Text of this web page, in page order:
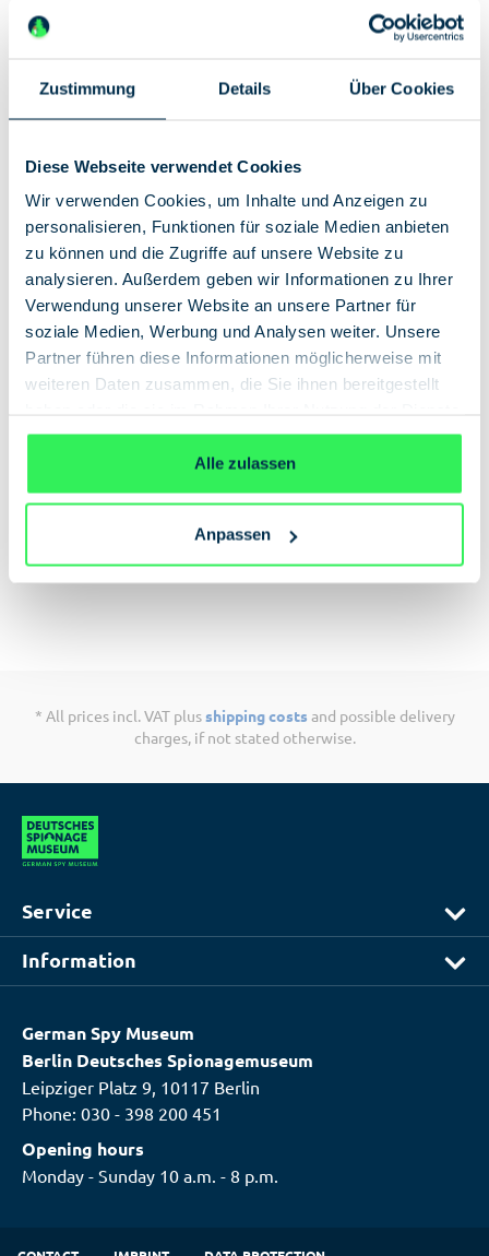
Zustimmung Details Über Cookies
Diese Webseite verwendet Cookies
Wir verwenden Cookies, um Inhalte und Anzeigen zu
personalisieren, Funktionen für soziale Medien anbieten
zu können und die Zugriffe auf unsere Website zu
analysieren. Außerdem geben wir Informationen zu Ihrer
Verwendung unserer Website an unsere Partner für
soziale Medien, Werbung und Analysen weiter. Unsere
Partner führen diese Informationen möglicherweise mit
weiteren Daten zusammen, die Sie ihnen bereitgestellt
gesammelt haben.Datenschutzerklärung
Alle zulassen
Anpassen
Available, delivery time: 2-5 days
Unique features:
A6 postcard
Pictures of exhibits from the collection of the
Add to shopping cart
Souvenirs from the shadowy world of espionage.
instructions using original espionage equipment.
* All prices incl. VAT plusshipping costs and possible delivery
charges, if not stated otherwise.
Service
Information
German Spy Museum
Berlin Deutsches Spionagemuseum
Leipziger Platz 9, 10117 Berlin
Phone: 030 - 398 200 451
Opening hours
Monday - Sunday 10 a.m. - 8 p.m.